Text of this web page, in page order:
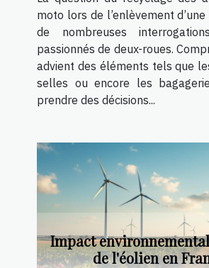
moto lors de l’enlèvement
de nombreuses
passionnés de deux-roues.
advient des éléments tels que
selles ou encore les
prendre des décisions...
Impact
de l'éolien en